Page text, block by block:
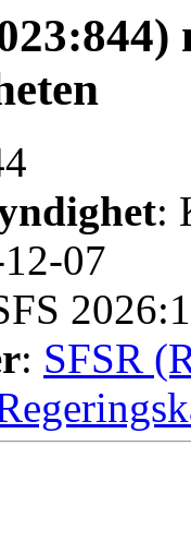
:
07
: SFSR